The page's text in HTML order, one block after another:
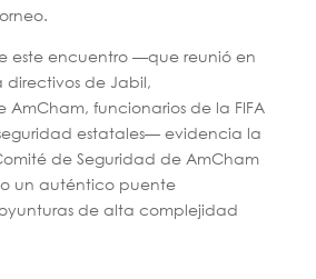
este encuentro —que reunió en
directivos de Jabil,
AmCham, funcionarios de la FIFA
estatales— evidencia la
de Seguridad de AmCham
un auténtico puente
de alta complejidad